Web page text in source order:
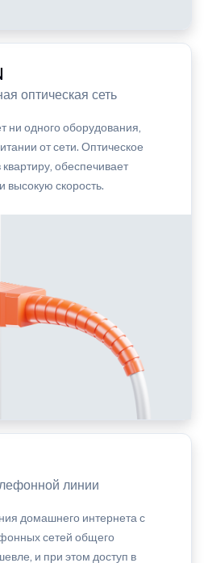
оптическая сеть
ни одного оборудования,
от сети. Оптическое
обеспечивает
высокую скорость.
линии
домашнего интернета с
сетей общего
и при этом доступ в